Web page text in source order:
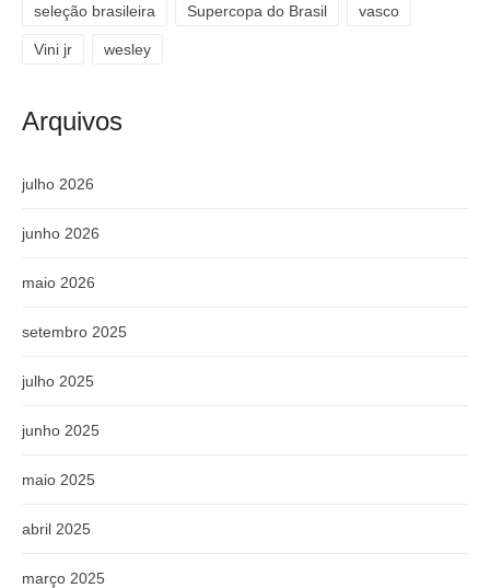
seleção brasileira Supercopa do Brasil vasco
Vini jr wesley
Arquivos
julho 2026
junho 2026
maio 2026
setembro 2025
julho 2025
junho 2025
maio 2025
abril 2025
março 2025